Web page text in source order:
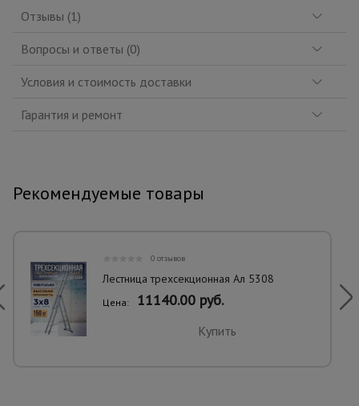
Отзывы (1)
Вопросы и ответы (0)
Условия и стоимость доставки
Гарантия и ремонт
Рекомендуемые товары
0 отзывов
Лестница трехсекционная Ал 5308
Цена: 11140.00 руб.
Купить